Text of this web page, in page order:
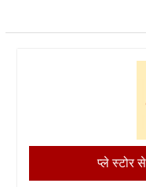
प्ले स्टोर